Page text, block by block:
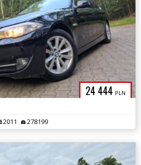
24 444 PLN
2011 278199